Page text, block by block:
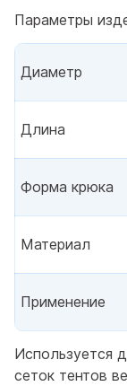
Параметры
Диаметр
Длина
Форма крюка
Материал
Применение
Используется
сеток тентов